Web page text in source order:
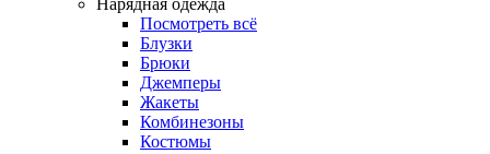
Посмотреть всё
Блузки
Брюки
Джемперы
Жакеты
Комбинезоны
Костюмы